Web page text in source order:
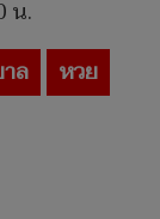
น.
ล
หวย